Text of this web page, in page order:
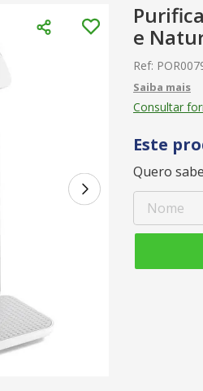
e
Ref:
Consultar
Este
Quero